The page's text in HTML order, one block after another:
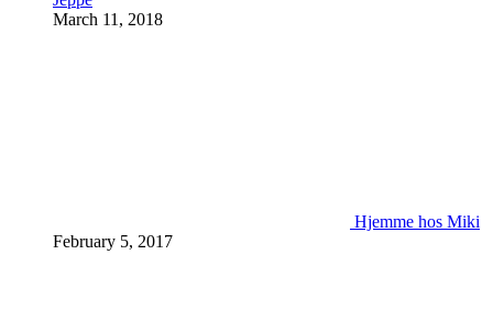
March 11, 2018
Hjemme hos Miki
February 5, 2017